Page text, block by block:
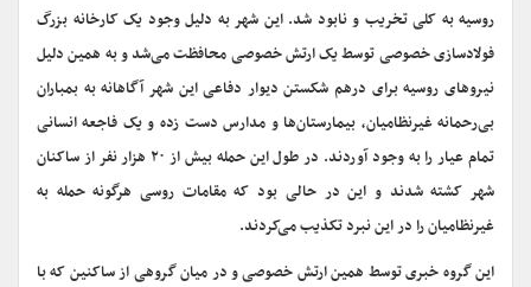
روسیه به کلی تخریب و نابود شد. این شهر به دلیل وجود یک کارخانه بزرگ
فولادسازی خصوصی توسط یک ارتش خصوصی محافظت می‌شد و به همین دلیل
نیروهای روسیه برای درهم شکستن دیوار دفاعی این شهر آگاهانه به بمباران
بی‌رحمانه غیرنظامیان، بیمارستان‌ها و مدارس دست زده و یک فاجعه انسانی
تمام عیار را به وجود آوردند. در طول این حمله بیش از ۲۰ هزار نفر از ساکنان
شهر کشته شدند و این در حالی بود که مقامات روسی هرگونه حمله به
غیرنظامیان را در این نبرد تکذیب می‌کردند.
این گروه خبری توسط همین ارتش خصوصی و در میان گروهی از ساکنین که با